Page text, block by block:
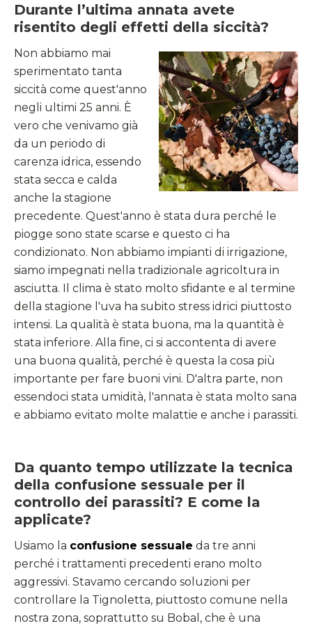
Durante l’ultima annata avete
risentito degli effetti della siccità?
Non abbiamo mai
sperimentato tanta
siccità come quest'anno
negli ultimi 25 anni. È
vero che venivamo già
da un periodo di
carenza idrica, essendo
stata secca e calda
anche la stagione
precedente. Quest'anno è stata dura perché le
piogge sono state scarse e questo ci ha
condizionato. Non abbiamo impianti di irrigazione,
siamo impegnati nella tradizionale agricoltura in
asciutta. Il clima è stato molto sfidante e al termine
della stagione l'uva ha subito stress idrici piuttosto
intensi. La qualità è stata buona, ma la quantità è
stata inferiore. Alla fine, ci si accontenta di avere
una buona qualità, perché è questa la cosa più
importante per fare buoni vini. D'altra parte, non
essendoci stata umidità, l'annata è stata molto sana
e abbiamo evitato molte malattie e anche i parassiti.
Da quanto tempo utilizzate la tecnica
della confusione sessuale per il
controllo dei parassiti? E come la
applicate?
Usiamo la confusione sessuale da tre anni
perché i trattamenti precedenti erano molto
aggressivi. Stavamo cercando soluzioni per
controllare la Tignoletta, piuttosto comune nella
nostra zona, soprattutto su Bobal, che è una